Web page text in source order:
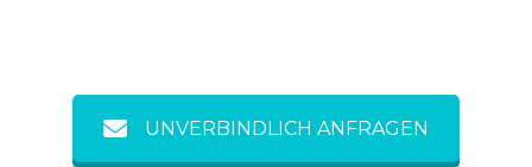
UNVERBINDLICH ANFRAGEN